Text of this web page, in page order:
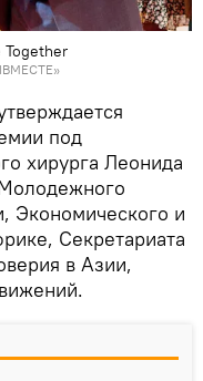
Together
под
хирурга Леонида
Экономического и
Секретариата
в Азии,